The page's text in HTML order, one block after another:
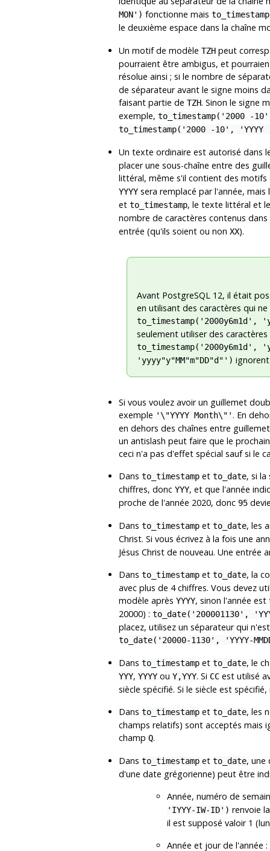
MON') fonctionne mais
le deuxième espace dans la chaîne
Un motif de modèle TZHpeut
pourraient être ambigus, et
résolue ainsi ; si le nombre de
de séparateur avant le signe moins
faisant partie de TZH. Sinon le signe
exemple, to_timestamp('2000 -
to_timestamp('2000 -10', 'YYYY
Un texte ordinaire est autorisé dans
placer une sous-chaîne entre des
littéral, même s'il contient des
YYYYsera remplacé par l'année, mais
et to_timestamp, le texte littéral et
nombre de caractères contenus
entrée (qu'ils soient ou non XX).
Avant PostgreSQL 12, il était
en utilisant des caractères qui
to_timestamp('2000y6m1d',
seulement utiliser des
to_timestamp('2000y6m1d',
'yyyy"y"MM"m"DD"d"')
Si vous voulez avoir un guillemet
exemple '\"YYYY Month\"' . En
en dehors des chaînes entre
un antislash peut faire que le
ceci n'a pas d'effet spécial sauf si le
Dans to_timestampet to_date, si la
chiffres, donc YYY, et que l'année
proche de l'année 2020, donc 95
Dans to_timestampet to_date, les
Christ. Si vous écrivez à la fois une
Jésus Christ de nouveau. Une entrée
Dans to_timestampet to_date, la
avec plus de 4 chiffres. Vous devez
modèle après YYYY, sinon l'année
20000) : to_date('200001130',
placez, utilisez un séparateur qui
to_date('20000-1130', 'YYYY-
Dans to_timestampet to_date, le
YYY, YYYYou Y,YYY. Si CCest utilisé
siècle spécifié. Si le siècle est
Dans to_timestampet to_date, les
champs relatifs) sont acceptés mais
champ Q.
Dans to_timestampet to_date, une
d'une date grégorienne) peut être
Année, numéro de
'IYYY-IW-ID') renvoie
il est supposé valoir 1
Année et jour de l'année